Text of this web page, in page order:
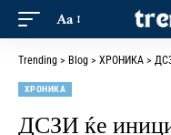
Aa
Trending > Blog > ХРОНИКА > ДСЗИ
ХРОНИКА
ДСЗИ ќе